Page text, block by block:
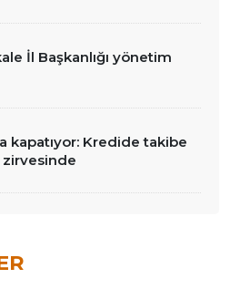
İl Başkanlığı yönetim
kapatıyor: Kredide takibe
zirvesinde